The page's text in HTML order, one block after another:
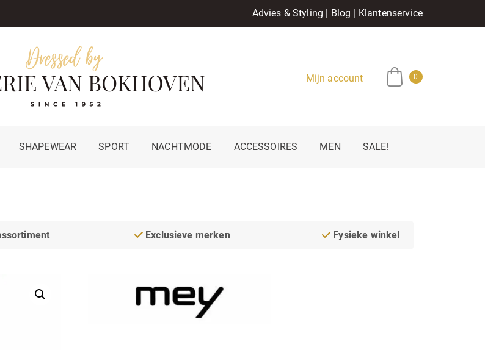
Advies & Styling | Blog | Klantenservice
Mijn account 0
SHAPEWEAR SPORT NACHTMODE ACCESSOIRES MEN SALE!
Exclusieve merken Fysieke winkel